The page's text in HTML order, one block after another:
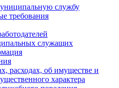
службу
требования
служащих
расходах, об имуществе и
характера